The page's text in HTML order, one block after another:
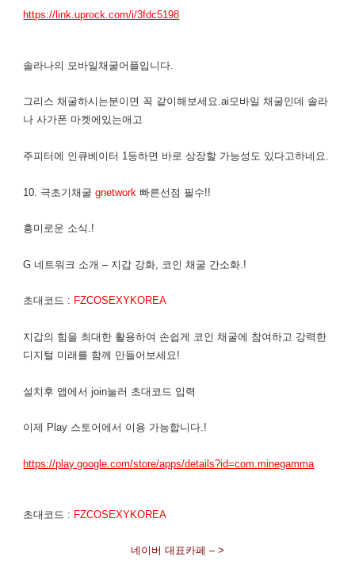
https://link.uprock.com/i/3fdc5198
솔라나의 모바일채굴어플입니다.
그리스 채굴하시는분이면 꼭 같이해보세요.ai모바일 채굴인데 솔라
나 사가폰 마켓에있는애고
주피터에 인큐베이터 1등하면 바로 상장할 가능성도 있다고하네요.
10. 극초기채굴gnetwork 빠른선점 필수!!
흥미로운 소식.!
G 네트워크 소개 – 지갑 강화, 코인 채굴 간소화.!
초대코드 : FZCOSEXYKOREA
지갑의 힘을 최대한 활용하여 손쉽게 코인 채굴에 참여하고 강력한
디지털 미래를 함께 만들어보세요!
설치후 앱에서 join눌러 초대코드 입력
이제 Play 스토어에서 이용 가능합니다.!
https://play.google.com/store/apps/details?id=com.minegamma
초대코드 : FZCOSEXYKOREA
네이버 대표카페 – >